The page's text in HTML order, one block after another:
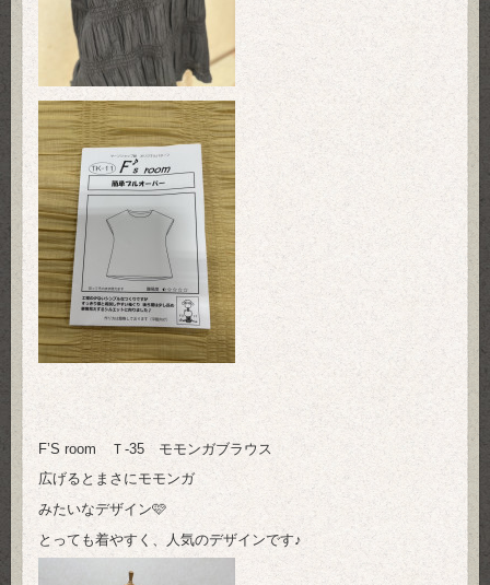
F’S room Ｔ-35 モモンガブラウス
広げるとまさにモモンガ
みたいなデザイン🩷
とっても着やすく、人気のデザインです♪